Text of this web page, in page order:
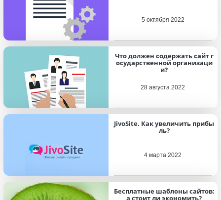
5 октября 2022
Что должен содержать сайт г
осударственной организаци
и?
28 августа 2022
JivoSite. Как увеличить прибы
ль?
4 марта 2022
Бесплатные шаблоны сайтов:
а стоит ли экономить?